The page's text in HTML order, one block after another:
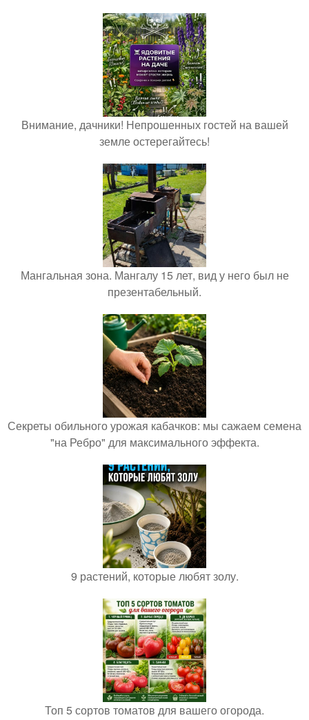
Внимание, дачники! Непрошенных гостей на вашей
земле остерегайтесь!
Мангальная зона. Мангалу 15 лет, вид у него был не
презентабельный.
Секреты обильного урожая кабачков: мы сажаем семена
"на Ребро" для максимального эффекта.
9 растений, которые любят золу.
Топ 5 сортов томатов для вашего огорода.